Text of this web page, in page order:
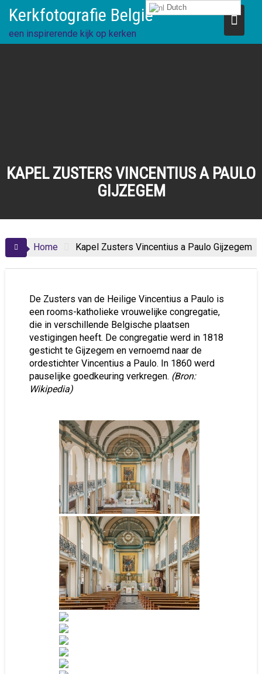
direct
naar
de
Kerkfotografie België
een inspirerende kijk op kerken
KAPEL ZUSTERS VINCENTIUS A PAULO
GIJZEGEM
Home Kapel Zusters Vincentius a Paulo Gijzegem
De Zusters van de Heilige Vincentius a Paulo is
een rooms-katholieke vrouwelijke congregatie,
die in verschillende Belgische plaatsen
vestigingen heeft. De congregatie werd in 1818
gesticht te Gijzegem en vernoemd naar de
ordestichter Vincentius a Paulo. In 1860 werd
pauselijke goedkeuring verkregen. (Bron:
Wikipedia)
Dutch